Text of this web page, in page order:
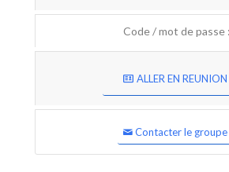
Code / mot de passe :
ALLER EN REUNION
Contacter le groupe